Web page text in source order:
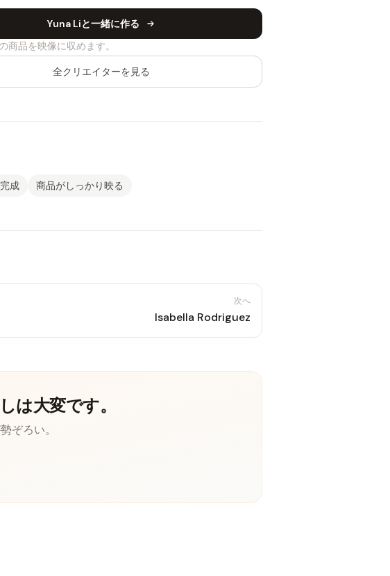
Yuna Liと一緒に作る
商品を映像に収めます。
全クリエイターを見る
成 商品がしっかり映る
次へ
Isabella Rodriguez
は大変です。
ぞろい。